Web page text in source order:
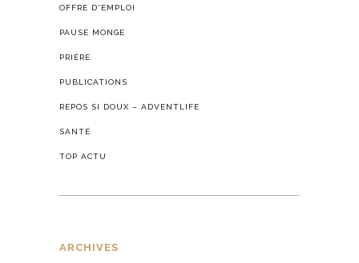
OFFRE D'EMPLOI
PAUSE MONGE
PRIÈRE
PUBLICATIONS
REPOS SI DOUX – ADVENTLIFE
SANTÉ
TOP ACTU
ARCHIVES